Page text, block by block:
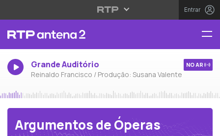
Entrar
Grande Auditório
Reinaldo Francisco / Produção: Susana Valente
NO AR
Argumentos de Óperas